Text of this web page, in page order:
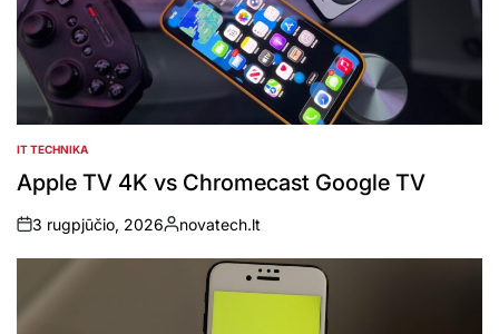
POSTED
IN
IT TECHNIKA
Apple TV 4K vs Chromecast Google TV
on
3 rugpjūčio, 2026
Posted
by
novatech.lt